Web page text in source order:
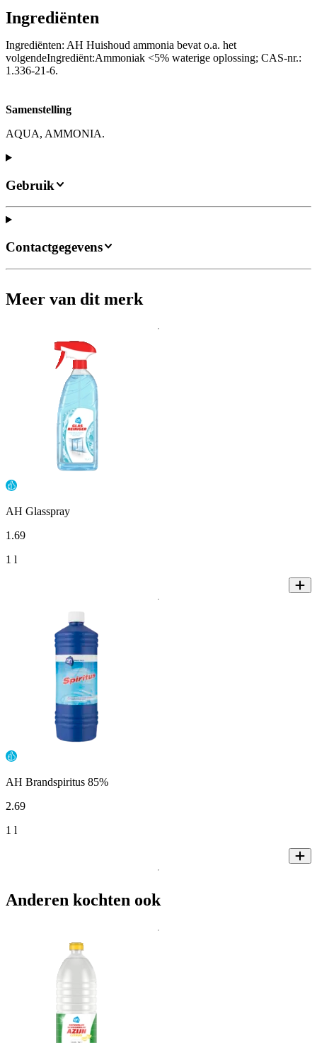
Ingrediënten
Ingrediënten: AH Huishoud ammonia bevat o.a. het
volgendeIngrediënt:Ammoniak <5% waterige oplossing; CAS-nr.:
1.336-21-6.
Samenstelling
AQUA, AMMONIA.
Gebruik
Contactgegevens
Meer van dit merk
AH Glasspray
1.69
1 l
AH Brandspiritus 85%
2.69
1 l
Anderen kochten ook